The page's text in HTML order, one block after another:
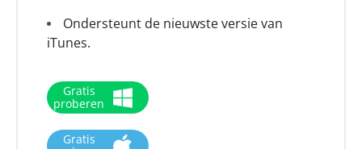
Ondersteunt de nieuwste versie van
iTunes.
Gratis
proberen
Gratis